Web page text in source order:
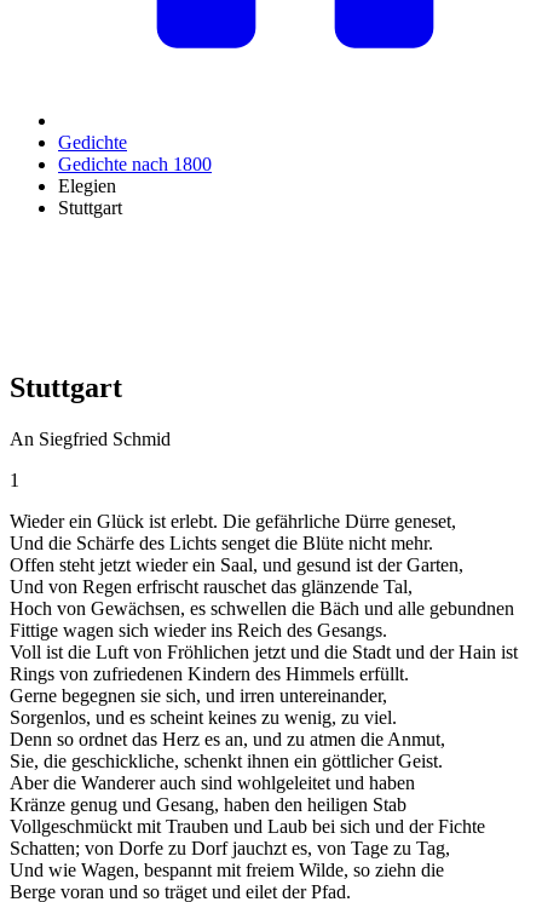
Gedichte
Gedichte nach 1800
Elegien
Stuttgart
Stuttgart
An Siegfried Schmid
1
Wieder ein Glück ist erlebt. Die gefährliche Dürre geneset,
Und die Schärfe des Lichts senget die Blüte nicht mehr.
Offen steht jetzt wieder ein Saal, und gesund ist der Garten,
Und von Regen erfrischt rauschet das glänzende Tal,
Hoch von Gewächsen, es schwellen die Bäch und alle gebundnen
Fittige wagen sich wieder ins Reich des Gesangs.
Voll ist die Luft von Fröhlichen jetzt und die Stadt und der Hain ist
Rings von zufriedenen Kindern des Himmels erfüllt.
Gerne begegnen sie sich, und irren untereinander,
Sorgenlos, und es scheint keines zu wenig, zu viel.
Denn so ordnet das Herz es an, und zu atmen die Anmut,
Sie, die geschickliche, schenkt ihnen ein göttlicher Geist.
Aber die Wanderer auch sind wohlgeleitet und haben
Kränze genug und Gesang, haben den heiligen Stab
Vollgeschmückt mit Trauben und Laub bei sich und der Fichte
Schatten; von Dorfe zu Dorf jauchzt es, von Tage zu Tag,
Und wie Wagen, bespannt mit freiem Wilde, so ziehn die
Berge voran und so träget und eilet der Pfad.